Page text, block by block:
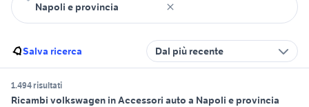
Salva ricerca Dal più recente
1.494 risultati
Ricambi volkswagen in Accessori auto a Napoli e provincia